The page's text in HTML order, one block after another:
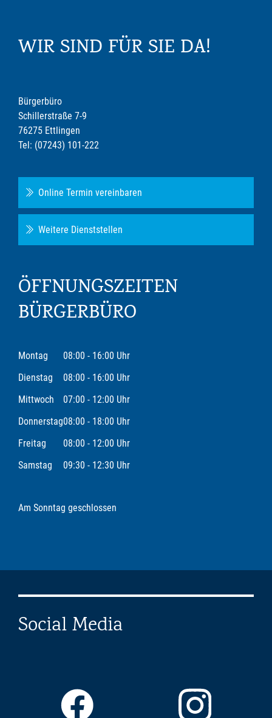
WIR SIND FÜR SIE DA!
Bürgerbüro
Schillerstraße 7-9
76275 Ettlingen
Tel: (07243) 101-222
Online Termin vereinbaren
Weitere Dienststellen
ÖFFNUNGSZEITEN
BÜRGERBÜRO
Montag
08:00 - 16:00 Uhr
Dienstag
08:00 - 16:00 Uhr
Mittwoch
07:00 - 12:00 Uhr
Donnerstag08:00 - 18:00 Uhr
Freitag
08:00 - 12:00 Uhr
Samstag
09:30 - 12:30 Uhr
Am Sonntag geschlossen
Social Media